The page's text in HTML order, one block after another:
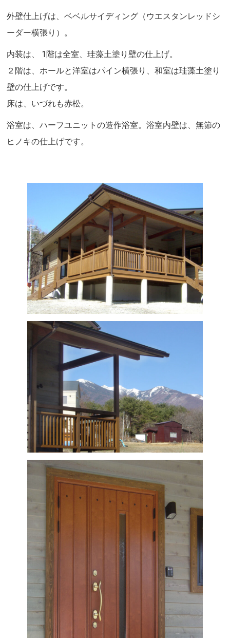
外壁仕上げは、ベベルサイディング（ウエスタンレッドシ
ーダー横張り）。
内装は、 1階は全室、珪藻土塗り壁の仕上げ。
２階は、ホールと洋室はパイン横張り、和室は珪藻土塗り
壁の仕上げです。
床は、いづれも赤松。
浴室は、ハーフユニットの造作浴室。浴室内壁は、無節の
ヒノキの仕上げです。